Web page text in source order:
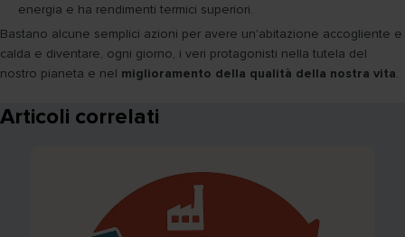
energia e ha rendimenti termici superiori.
Bastano alcune semplici azioni per avere un'abitazione accogliente e
calda e diventare, ogni giorno, i veri protagonisti nella tutela del
nostro pianeta e nel miglioramento della qualità della nostra vita.
Articoli correlati